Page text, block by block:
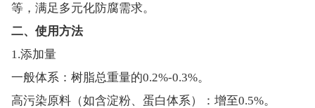
等，满足多元化防腐需求。
二、使用方法
1.添加量
一般体系：树脂总重量的0.2%-0.3%。
高污染原料（如含淀粉、蛋白体系）：增至0.5%。